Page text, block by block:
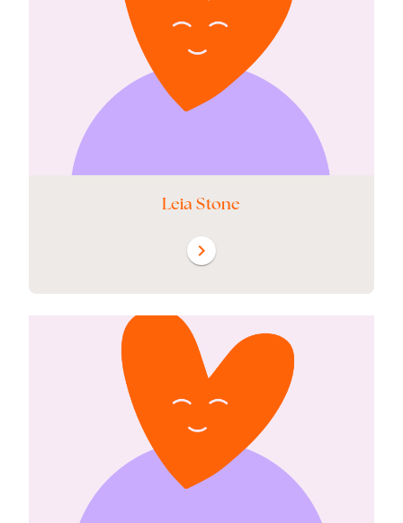
Leia Stone
chevron_right